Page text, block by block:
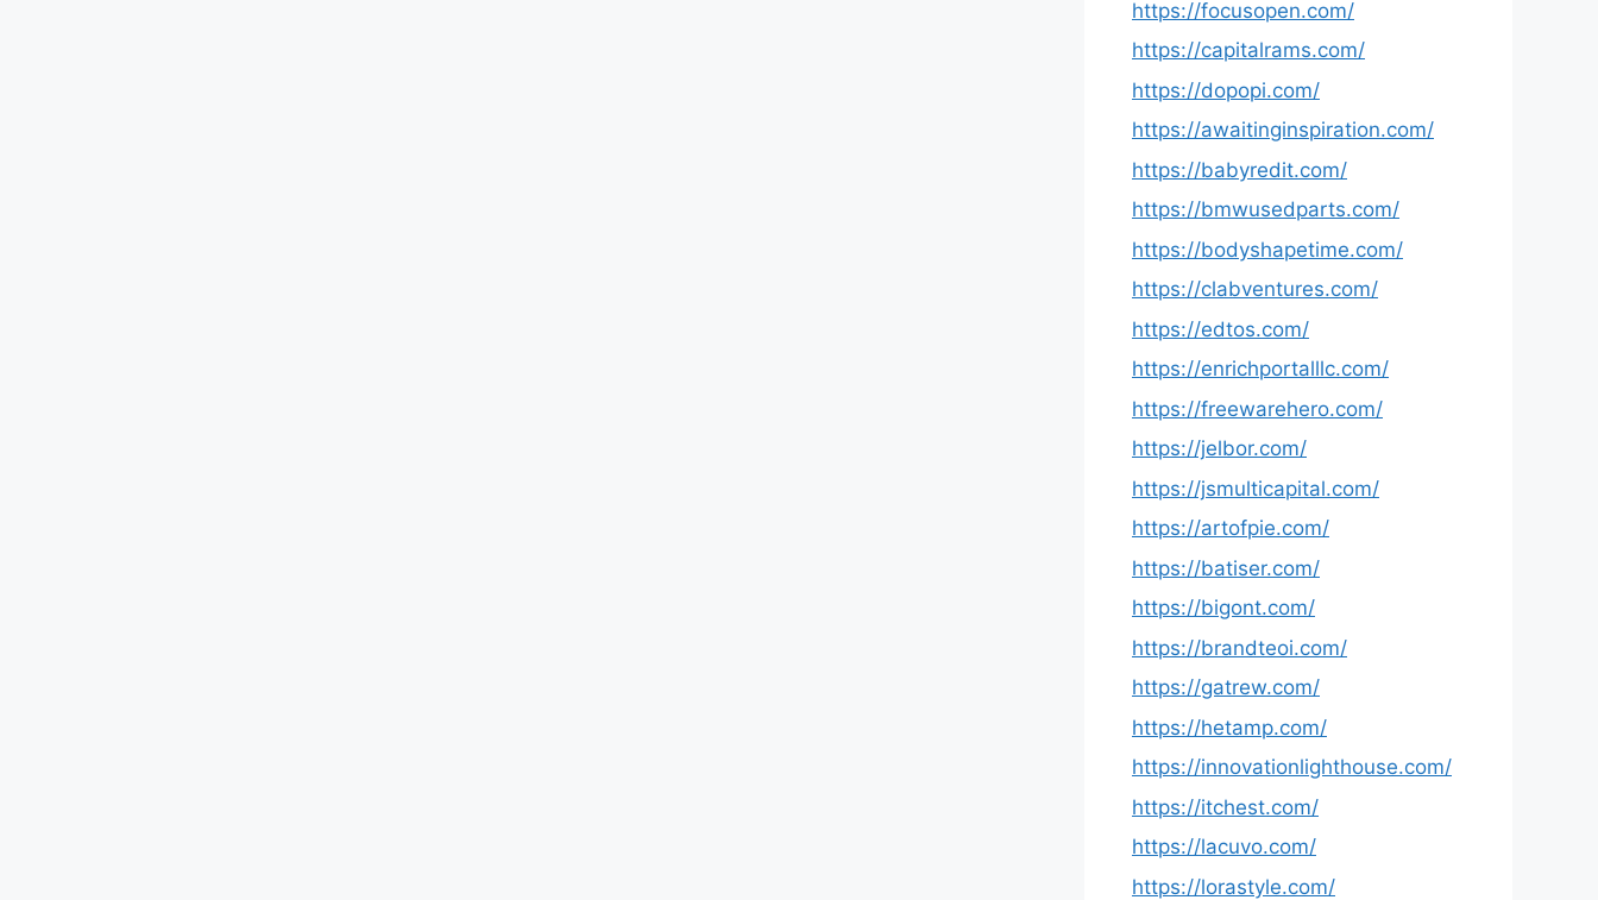
https://focusopen.com/
https://capitalrams.com/
https://dopopi.com/
https://awaitinginspiration.com/
https://babyredit.com/
https://bmwusedparts.com/
https://bodyshapetime.com/
https://clabventures.com/
https://edtos.com/
https://enrichportalllc.com/
https://freewarehero.com/
https://jelbor.com/
https://jsmulticapital.com/
https://artofpie.com/
https://batiser.com/
https://bigont.com/
https://brandteoi.com/
https://gatrew.com/
https://hetamp.com/
https://innovationlighthouse.com/
https://itchest.com/
https://lacuvo.com/
https://lorastyle.com/